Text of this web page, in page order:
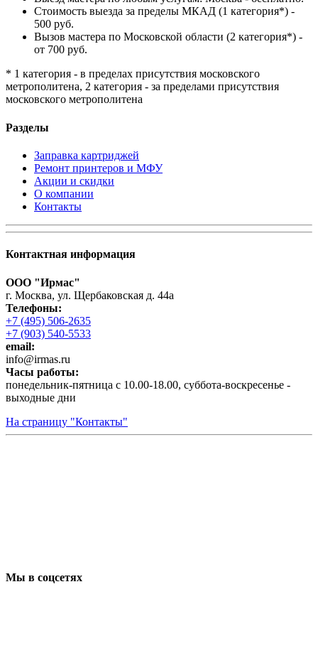
Стоимость выезда за пределы МКАД (1 категория*) -
500 руб.
Вызов мастера по Московской области (2 категория*) -
от 700 руб.
* 1 категория - в пределах присутствия московского
метрополитена, 2 категория - за пределами присутствия
московского метрополитена
Разделы
Заправка картриджей
Ремонт принтеров и МФУ
Акции и скидки
О компании
Контакты
Контактная информация
ООО "Ирмас"
г. Москва, ул. Щербаковская д. 44а
Телефоны:
+7 (495) 506-2635
+7 (903) 540-5533
email:
infо@irmas.ru
Часы работы:
понедельник-пятница с 10.00-18.00, суббота-воскресенье -
выходные дни
На страницу "Контакты"
Мы в соцсетях